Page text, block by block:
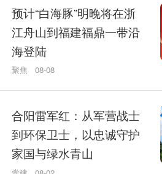
预计“白海豚”明晚将在浙
江舟山到福建福鼎一带沿
海登陆
聚焦 08-08
合阳雷军红：从军营战士
到环保卫士，以忠诚守护
家国与绿水青山